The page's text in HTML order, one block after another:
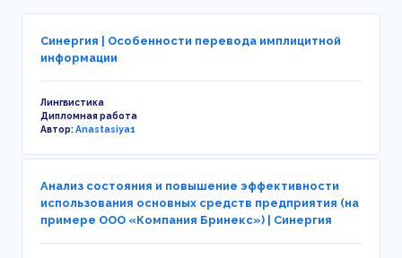
Синергия | Особенности перевода имплицитной
информации
Лингвистика
Дипломная работа
Автор:Anastasiya1
Анализ состояния и повышение эффективности
использования основных средств предприятия (на
примере ООО «Компания Бринекс») | Синергия